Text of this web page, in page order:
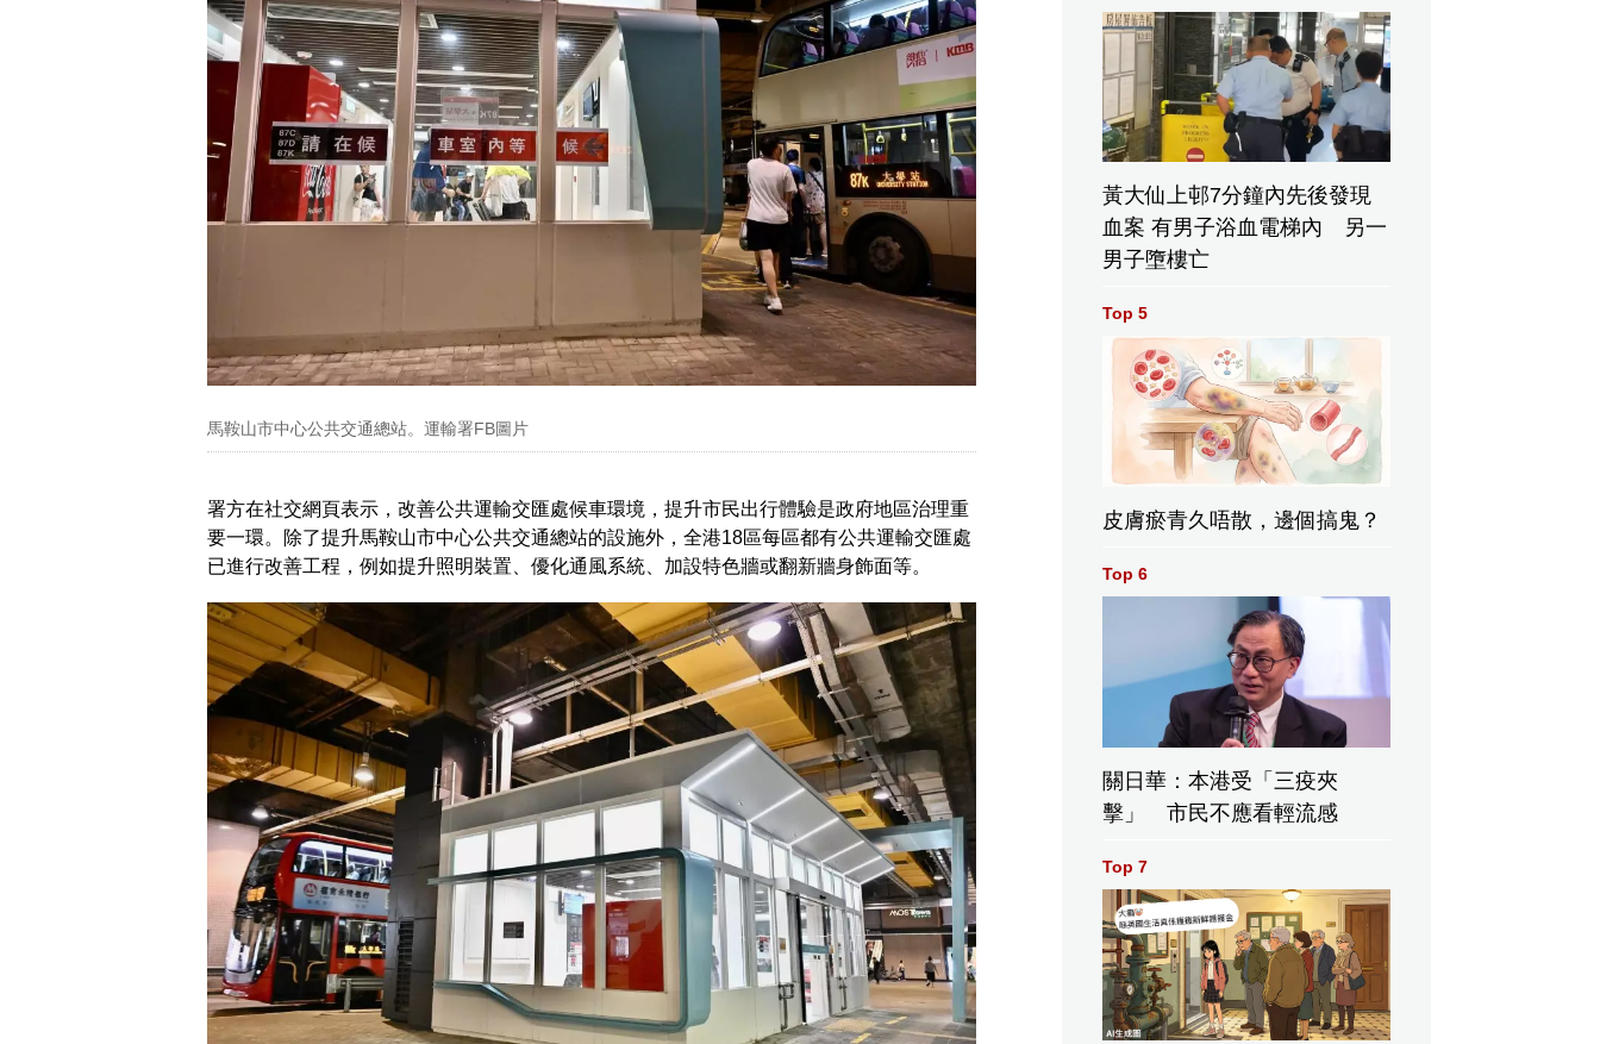
馬鞍山市中心公共交通總站。運輸署FB圖片
署方在社交網頁表示，改善公共運輸交匯處候車環境，提升市民出行體驗是政府地區治理重
要一環。除了提升馬鞍山市中心公共交通總站的設施外，全港18區每區都有公共運輸交匯處
已進行改善工程，例如提升照明裝置、優化通風系統、加設特色牆或翻新牆身飾面等。
黃大仙上邨7分鐘內先後發現
血案 有男子浴血電梯內 另一
男子墮樓亡
Top 5
皮膚瘀青久唔散，邊個搞鬼？
Top 6
關日華：本港受「三疫夾
擊」 市民不應看輕流感
Top 7